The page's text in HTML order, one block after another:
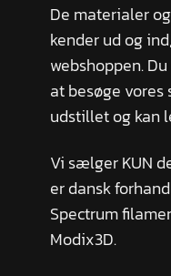
De materialer
kender ud og
webshoppen.
at besøge vores
udstillet og kan
Vi sælger KUN
er dansk
Spectrum
Modix3D.